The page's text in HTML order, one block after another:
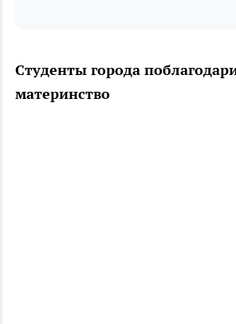
Студенты города
материнство